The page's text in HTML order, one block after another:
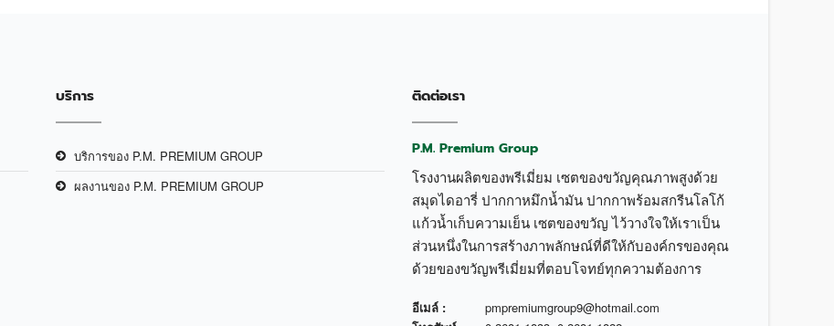
บริการ
บริการของ P.M. PREMIUM GROUP
ผลงานของ P.M. PREMIUM GROUP
ติดต่อเรา
P.M. Premium Group
โรงงานผลิตของพรีเมี่ยม เซตของขวัญคุณภาพสูงด้วย
สมุดไดอารี่ ปากกาหมึกน้ำมัน ปากกาพร้อมสกรีนโลโก้
แก้วน้ำเก็บความเย็น เซตของขวัญ ไว้วางใจให้เราเป็น
ส่วนหนึ่งในการสร้างภาพลักษณ์ที่ดีให้กับองค์กรของคุณ
ด้วยของขวัญพรีเมี่ยมที่ตอบโจทย์ทุกความต้องการ
อีเมล์ :
pmpremiumgroup9@hotmail.com